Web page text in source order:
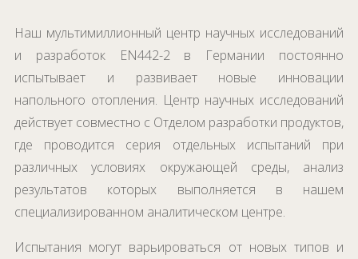
Наш мультимиллионный центр научных исследований
и разработок EN442-2 в Германии постоянно
испытывает и развивает новые инновации
напольного отопления. Центр научных исследований
действует совместно с Отделом разработки продуктов,
где проводится серия отдельных испытаний при
различных условиях окружающей среды, анализ
результатов которых выполняется в нашем
специализированном аналитическом центре.
Испытания могут варьироваться от новых типов и